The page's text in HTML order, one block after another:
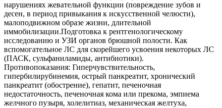
нарушениях жевательной функции (повреждение зубов и
десен, в период привыкания к искусственной челюсти),
малоподвижном образе жизни, длительной
иммобилизации.Подготовка к рентгенологическому
исследованию и УЗИ органов брюшной полости. Как
вспомогательное ЛС для скорейшего усвоения некоторых ЛС
(ПАСК, сульфаниламиды, антибиотики).
Противопоказания: Гиперчувствительность,
гипербилирубинемия, острый панкреатит, хронический
панкреатит (обострение), гепатит, печеночная
недостаточность, печеночная кома или прекома, эмпиема
желчного пузыря, холелитиаз, механическая желтуха,